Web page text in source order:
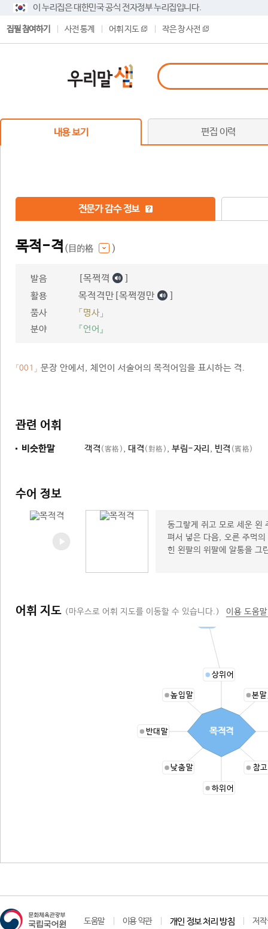
이 누리집은 대한민국 공식 전자정부 누리집입니다.
집필 참여하기 사전 통계 어휘 지도 작은 창 사전
내용 보기 편집 이력
전문가 감수 정보
목적-격 (目的格 )
발음 [목쩍껵 ]
활용 목적격만[목쩍꼉만 ]
품사
「명사」
분야
『언어』
「001」 문장 안에서, 체언이 서술어의 목적어임을 표시하는 격.
관련 어휘
비슷한말 객격 (客格) , 대격 (對格) , 부림-자리 , 빈격 (賓格)
수어 정보
동그랗게 쥐고 모로 세운 왼
펴서 넣은 다음, 오른 주먹
힌 왼팔의 위팔에 알통을 그
어휘 지도 (마우스로 어휘 지도를 이동할 수 있습니다.) 이용 도움
상위어
본
참
하위어
낮춤말
반대말
높임말
목적격
도움말 이용 약관 개인 정보 처리 방침 저